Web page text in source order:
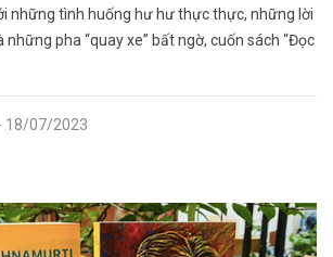
những tình huống hư hư thực thực, những lời
những pha “quay xe” bất ngờ, cuốn sách “Đọc
18/07/2023